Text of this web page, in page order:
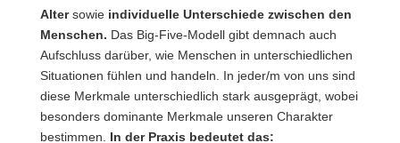
Altersowie individuelle Unterschiede zwischen den
Menschen. Das Big-Five-Modell gibt demnach auch
Aufschluss darüber, wie Menschen in unterschiedlichen
Situationen fühlen und handeln. In jeder/m von uns sind
diese Merkmale unterschiedlich stark ausgeprägt, wobei
besonders dominante Merkmale unseren Charakter
bestimmen. In der Praxis bedeutet das: